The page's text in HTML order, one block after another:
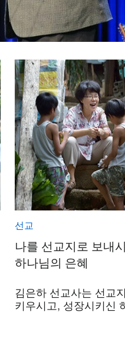
선교
나를 선교지로 보내
하나님의 은혜
김은하 선교사는 선교
키우시고, 성장시키신